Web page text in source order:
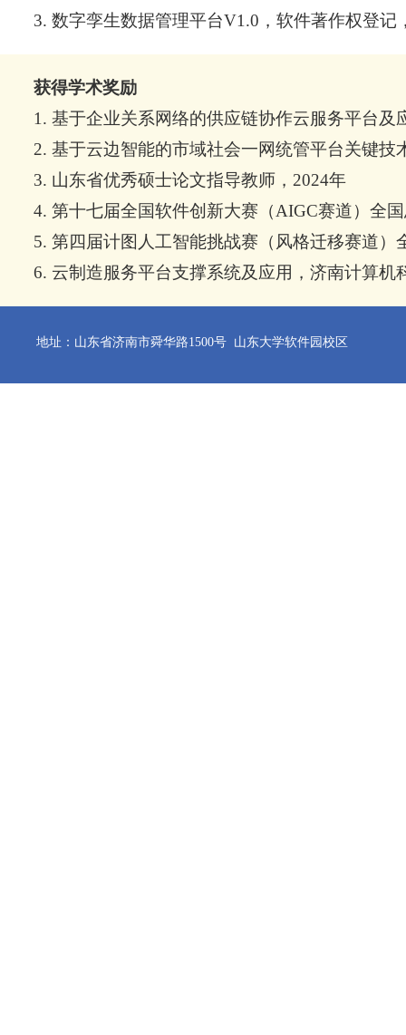
3. 数字孪生数据管理平台V1.0，软件著作权登记
获得学术奖励
1. 基于企业关系网络的供应链协作云服务平台
2. 基于云边智能的市域社会一网统管平台关键
3. 山东省优秀硕士论文指导教师，2024年
4. 第十七届全国软件创新大赛（AIGC赛道）全
5. 第四届计图人工智能挑战赛（风格迁移赛道）
6. 云制造服务平台支撑系统及应用，济南计算机
地址：山东省济南市舜华路1500号 山东大学软件园校区